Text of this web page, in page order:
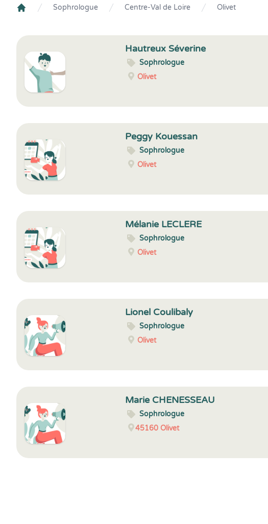
Sophrologue Centre-Val de Loire Olivet
Hautreux Séverine
Sophrologue
Olivet
Peggy Kouessan
Sophrologue
Olivet
Mélanie LECLERE
Sophrologue
Olivet
Lionel Coulibaly
Sophrologue
Olivet
Marie CHENESSEAU
Sophrologue
45160 Olivet